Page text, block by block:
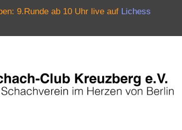
9.Runde ab 10 Uhr live auf Lichess